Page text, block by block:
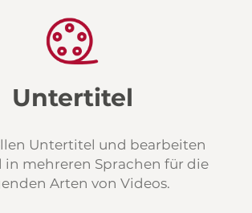
Untertitel
Untertitel und bearbeiten
in mehreren Sprachen für die
Arten von Videos.